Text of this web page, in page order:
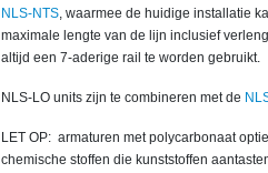
NLS-NTS, waarmee de huidige installatie
maximale lengte van de lijn inclusief
altijd een 7-aderige rail te worden gebruikt.
NLS-LO units zijn te combineren met de
LET OP: armaturen met polycarbonaat
chemische stoffen die kunststoffen